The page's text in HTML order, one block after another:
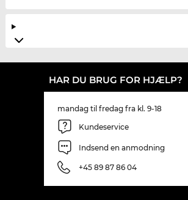
HAR DU BRUG FOR HJÆLP?
mandag til fredag fra kl. 9-18
Kundeservice
Indsend en anmodning
+45 89 87 86 04